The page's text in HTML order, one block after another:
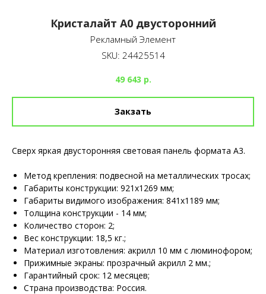
Кристалайт А0 двусторонний
Рекламный Элемент
SKU: 24425514
49 643 р.
Закзать
Сверх яркая двусторонняя световая панель формата А3.
Метод крепления: подвесной на металлических тросах;
Габариты конструкции: 921х1269 мм;
Габариты видимого изображения: 841х1189 мм;
Толщина конструкции - 14 мм;
Количество сторон: 2;
Вес конструкции: 18,5 кг.;
Материал изготовления: акрилл 10 мм с люминофором;
Прижимные экраны: прозрачный акрилл 2 мм.;
Гарантийный срок: 12 месяцев;
Страна производства: Россия.